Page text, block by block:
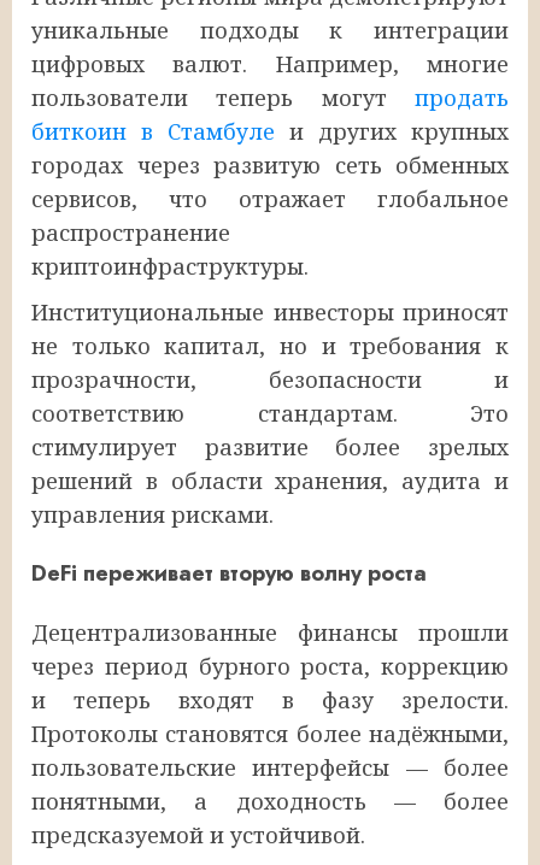
уникальные подходы к интеграции
цифровых валют. Например, многие
пользователи теперь могут продать
биткоин в Стамбуле и других крупных
городах через развитую сеть обменных
сервисов, что отражает глобальное
распространение
криптоинфраструктуры.
Институциональные инвесторы приносят
не только капитал, но и требования к
прозрачности, безопасности и
соответствию стандартам. Это
стимулирует развитие более зрелых
решений в области хранения, аудита и
управления рисками.
DeFi переживает вторую волну роста
Децентрализованные финансы прошли
через период бурного роста, коррекцию
и теперь входят в фазу зрелости.
Протоколы становятся более надёжными,
пользовательские интерфейсы — более
понятными, а доходность — более
предсказуемой и устойчивой.